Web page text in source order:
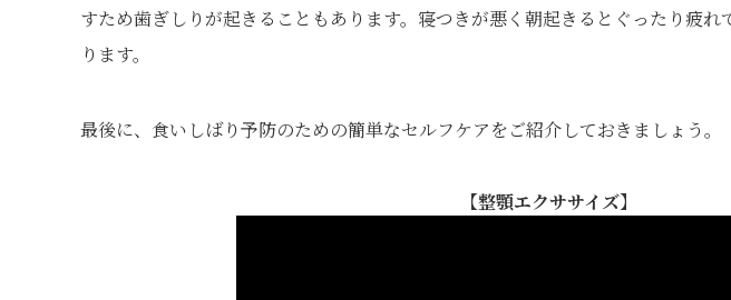
すため歯ぎしりが起きることもあります。寝つきが悪く朝起きるとぐったり疲
ります。
最後に、食いしばり予防のための簡単なセルフケアをご紹介しておきましょう。
【整顎エクササイズ】